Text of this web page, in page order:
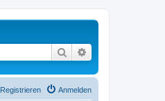
Suche
Anmelden
Registrieren